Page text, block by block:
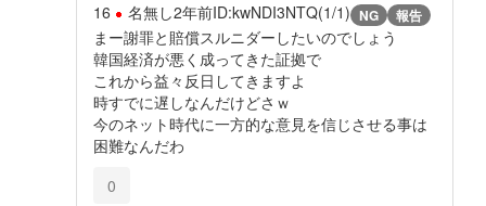
16 名無し2年前ID:kwNDI3NTQ(1/1) NG 報告
まー謝罪と賠償スルニダーしたいのでしょう
韓国経済が悪く成ってきた証拠で
これから益々反日してきますよ
時すでに遅しなんだけどさｗ
今のネット時代に一方的な意見を信じさせる事は
困難なんだわ
0